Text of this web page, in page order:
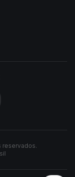
reservados.